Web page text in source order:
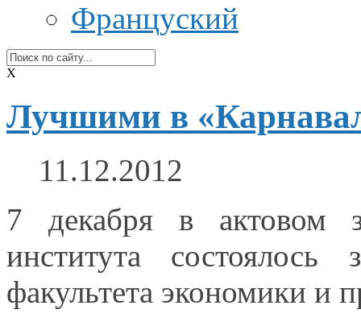
Француский
X
Лучшими в
11.12.2012
7 декабря в актовом
института состоялось
факультета экономики и